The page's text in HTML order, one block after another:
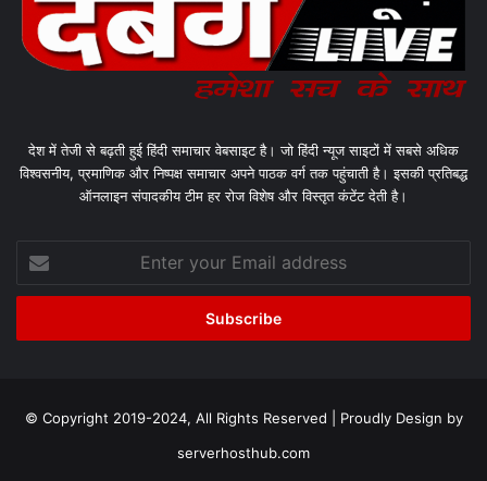
देश में तेजी से बढ़ती हुई हिंदी समाचार वेबसाइट है। जो हिंदी न्यूज साइटों में सबसे अधिक
विश्वसनीय, प्रमाणिक और निष्पक्ष समाचार अपने पाठक वर्ग तक पहुंचाती है। इसकी प्रतिबद्ध
ऑनलाइन संपादकीय टीम हर रोज विशेष और विस्तृत कंटेंट देती है।
your
Email
© Copyright 2019-2024, All Rights Reserved | Proudly Design by
serverhosthub.com